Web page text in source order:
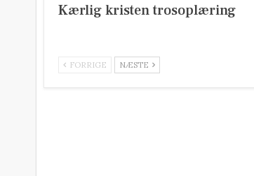
Kærlig kristen trosoplæring
FORRIGE NÆSTE